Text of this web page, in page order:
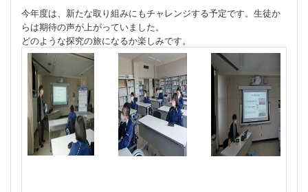
今年度は、新たな取り組みにもチャレンジする予定です。生徒か
らは期待の声が上がっていました。
どのような探究の旅になるか楽しみです。